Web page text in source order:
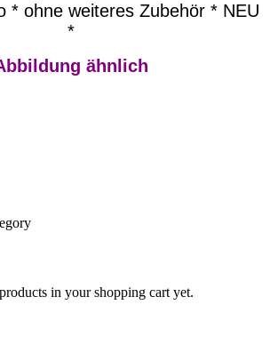
* ohne weiteres Zubehör * NEU
*
ähnlich
in your shopping cart yet.